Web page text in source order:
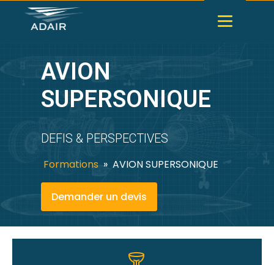
AVION
SUPERSONIQUE
DEFIS & PERSPECTIVES
Formations » AVION SUPERSONIQUE
Demander un devis